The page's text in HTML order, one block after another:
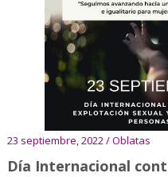
23 septiembre, 2022 / Oblatas
Día Internacional